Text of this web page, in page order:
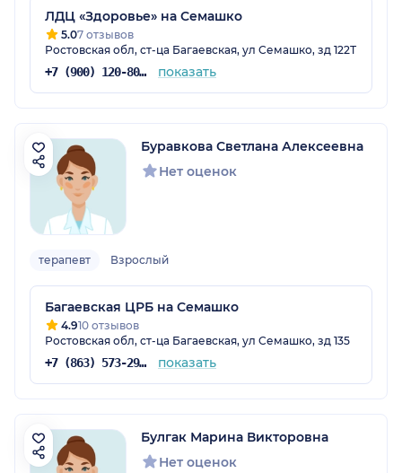
ЛДЦ «Здоровье» на Семашко
5.07 отзывов
Ростовская обл, ст-ца Багаевская, ул Семашко, зд 122Т
+7 (900) 120-80-88 показать
Буравкова Светлана Алексеевна
Нет оценок
терапевт Взрослый
Багаевская ЦРБ на Семашко
4.910 отзывов
Ростовская обл, ст-ца Багаевская, ул Семашко, зд 135
+7 (863) 573-29-78 показать
Булгак Марина Викторовна
Нет оценок